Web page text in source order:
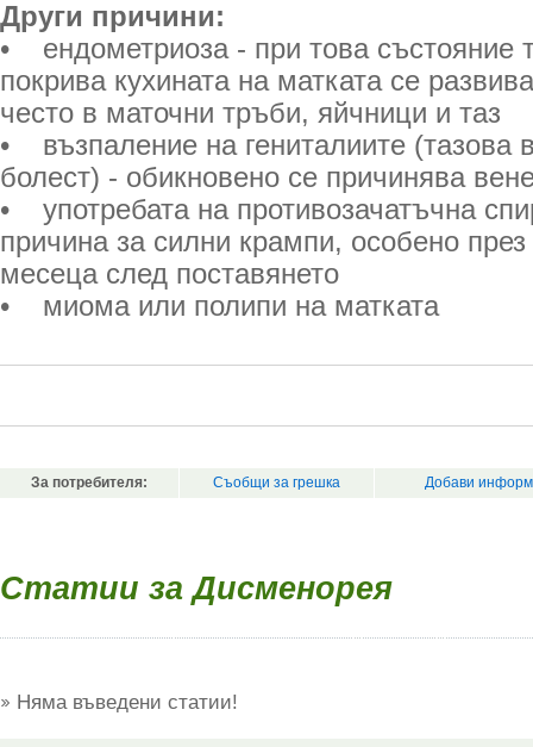
Други причини:
• ендометриоза - при това състояние
покрива кухината на матката се
често в маточни тръби, яйчници и таз
• възпаление на гениталиите (тазова
болест) - обикновено се причинява
• употребата на противозачатъчна
причина за силни крампи, особено
месеца след поставянето
• миома или полипи на матката
За потребителя: Съобщи за грешка Добави
Статии за Дисменорея
Няма въведени статии!